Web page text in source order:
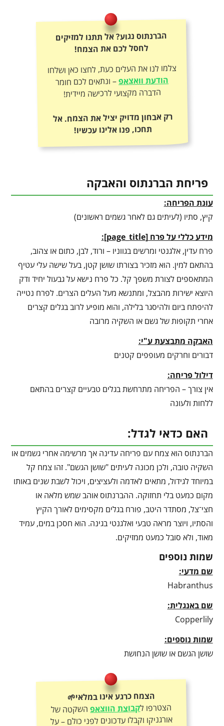
הברנתוס נגוע? אל תתנו למזיקים
לחסל לכם את הצמח!
צלמו לנו את העלים כעת, לחצו כאן ושלחו
הודעת וואצאפ– ונתאים לכם חומר
הדברה מקצועי לרכישה מיידית!
רק אבחון מדויק יציל את הצמח. אל
תחכו, פנו אלינו עכשיו!
פריחת הברנתוס והאבקה
עונת הפריחה:
קיץ, סתיו (לעיתים גם לאחר גשמים ראשונים)
מידע כללי על פרח[
page_title
]
:
פרח עדין, אלגנטי ומרשים בגווניו – ורוד, לבן, כתום או צהוב,
בהתאם למין. הוא מזכיר בצורתו שושן קטן, בעל שישה עלי עטיף
המתאספים לצורת משפך קל. כל פרח נישא על גבעול יחיד ודק
היוצא ישירות מהבצל, ומתנשא מעל העלים הצרים. לפרח נטייה
להיפתח ביום ולהיסגר בלילה, והוא מופיע לרוב בגלים קצרים
אחרי תקופות של גשם או השקיה מרובה
האבקה מתבצעת ע"י:
דבורים וחרקים מעופפים קטנים
דילול פריחה:
אין צורך – הפריחה מתרחשת בגלים טבעיים קצרים בהתאם
ללחות ולעונה
האם כדאי לגדל:
הברנתוס הוא צמח עם פריחה עדינה אך מרשימה אחרי גשמים או
השקיה טובה, ולכן מכונה לעיתים "שושן הגשם". זהו צמח קל
במיוחד לגידול, מתאים לאדמה ולעציצים, ויכול לשבת שנים באותו
מקום כמעט בלי תחזוקה. ההברנתוס אוהב שמש מלאה או
חצי־צל, מסתדר היטב, פורח בגלים מקסימים לאורך הקיץ
והסתיו, ויוצר מראה טבעי ואלגנטי בגינה. הוא חסכן במים, עמיד
מאוד, ולא סובל כמעט ממזיקים.
שמות נוספים
שם מדעי:
Habranthus
שם באנגלית:
Copperlily
שמות נוספים:
שושן הגשם או שושן הנחושת
הצמח כרגע אינו במלאי🌱
הצטרפו לקבוצת הווצאפהשקטה של
אורגניקו וקבלו עדכונים לפני כולם – על